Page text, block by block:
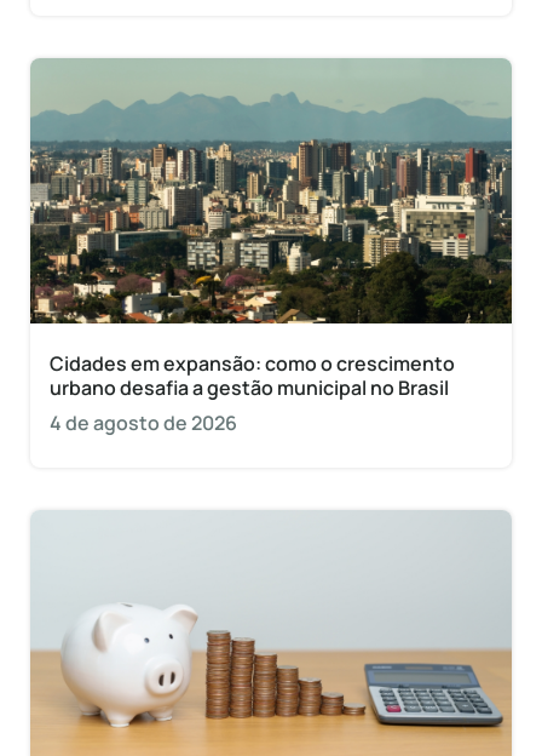
Cidades em expansão: como o crescimento
urbano desafia a gestão municipal no Brasil
4 de agosto de 2026